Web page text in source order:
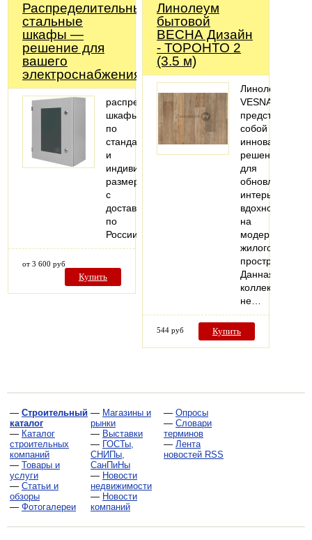
Распределительные
стальные
шкафы —
решение для
вашего
электроснабжения!
распределительные
шкафы
по
стандартным
и
индивидуальным
размерам
с
доставкой
по
России
от 3 600 руб
Купить
Линолеум
бытовой
ВЕСНА Дизайн
- ТОРОНТО 2
(3.5 м)
Линолеум
VESNA
представляет
собой
инновационное
решение
для
обновления
интерьера,
на
модернизацию
жилого
пространства.
Данная
коллекция
не…
544 руб Купить
— Строительный
каталог
— Каталог
строительных
компаний
— Товары и
услуги
— Статьи и
обзоры
— Фотогалереи
— Магазины и
рынки
— Выставки
— ГОСТы,
СНИПы,
СанПиНы
— Новости
недвижимости
— Новости
компаний
— Опросы
— Словари
терминов
— Лента
новостей RSS